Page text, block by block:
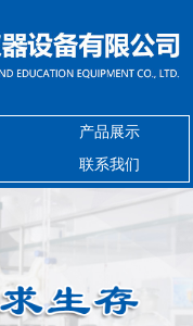
产品展示
联系我们